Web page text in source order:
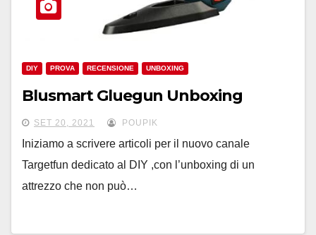
DIY PROVA RECENSIONE UNBOXING
Blusmart Gluegun Unboxing
SET 20, 2021 POUPIK
Iniziamo a scrivere articoli per il nuovo canale
Targetfun dedicato al DIY ,con l’unboxing di un
attrezzo che non può…